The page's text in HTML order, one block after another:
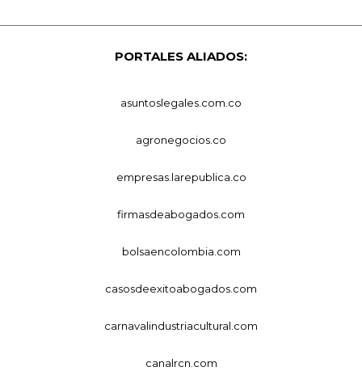
PORTALES ALIADOS:
asuntoslegales.com.co
agronegocios.co
empresas.larepublica.co
firmasdeabogados.com
bolsaencolombia.com
casosdeexitoabogados.com
carnavalindustriacultural.com
canalrcn.com